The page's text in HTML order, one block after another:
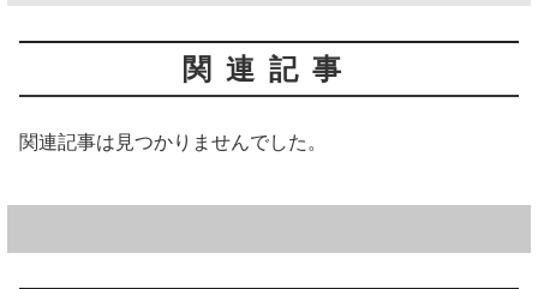
関連記事
関連記事は見つかりませんでした。